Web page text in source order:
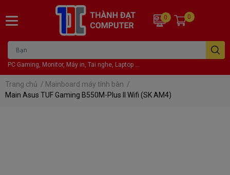
PC Gaming, Monitor, Máy in, Tai nghe, Laptop ...
0 0
Trang chủ / Mainboard máy tính bàn /
Main Asus TUF Gaming B550M-Plus II Wifi (SK AM4)